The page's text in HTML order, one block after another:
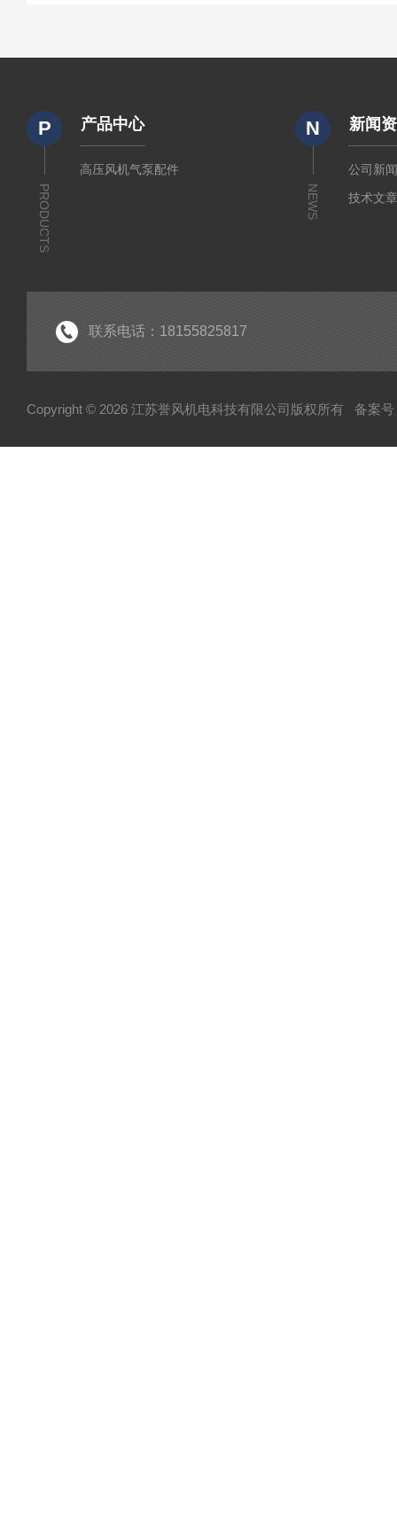
P
PRODUCTS
产品中心
高压风机气泵配件
N
NEWS
新闻
公司新
技术文
联系电话：18155825817
Copyright © 2026 江苏誉风机电科技有限公司版权所有 备案号